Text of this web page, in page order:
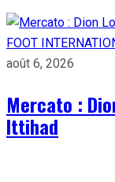
FOOT
août 6, 2026
Mercato :
Ittihad